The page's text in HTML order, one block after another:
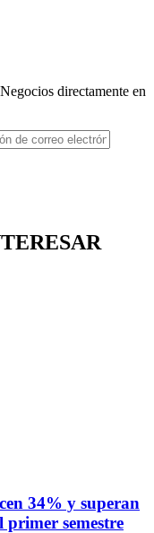
directamente en
34% y superan
primer semestre